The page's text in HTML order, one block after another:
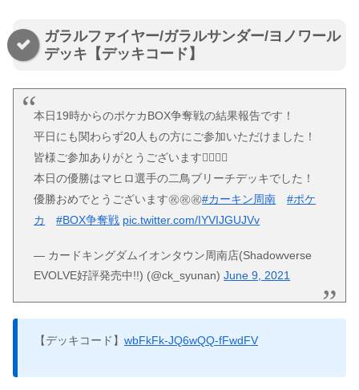
ガラルファイヤー/ガラルサンダー/ヨノワール
デッキ【デッキコード】
本日19時からのポケカBOX争奪戦の結果報告です！
平日にも関わらず20人もの方にご参加いただけました！
皆様ご参加ありがとうございます🙇‍♂️🙇‍♂️
本日の優勝はマヒロ選手の二鳥ブリーチデッキでした！
優勝おめでとうございます㊗️㊗️㊗️#カーキン周南
#ポケ
カ
#BOX争奪戦 pic.twitter.com/IYVIJGUJVv
— カードキングダムイオンタウン周南店(Shadowverse
EVOLVE好評発売中!!) (@ck_syunan)June 9, 2021
【デッキコード】 wbFkFk-JQ6wQQ-fFwdFV